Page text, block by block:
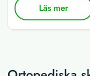
Läs mer